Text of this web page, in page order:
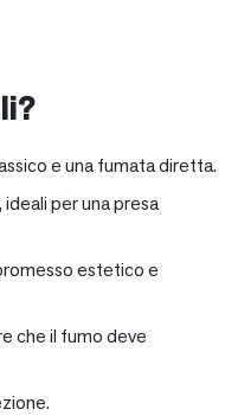
e una fumata diretta.
per una presa
estetico e
che il fumo deve